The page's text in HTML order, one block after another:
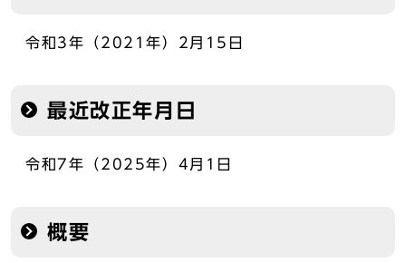
令和3年（2021年）2月15日
最近改正年月日
令和7年（2025年）4月1日
概要